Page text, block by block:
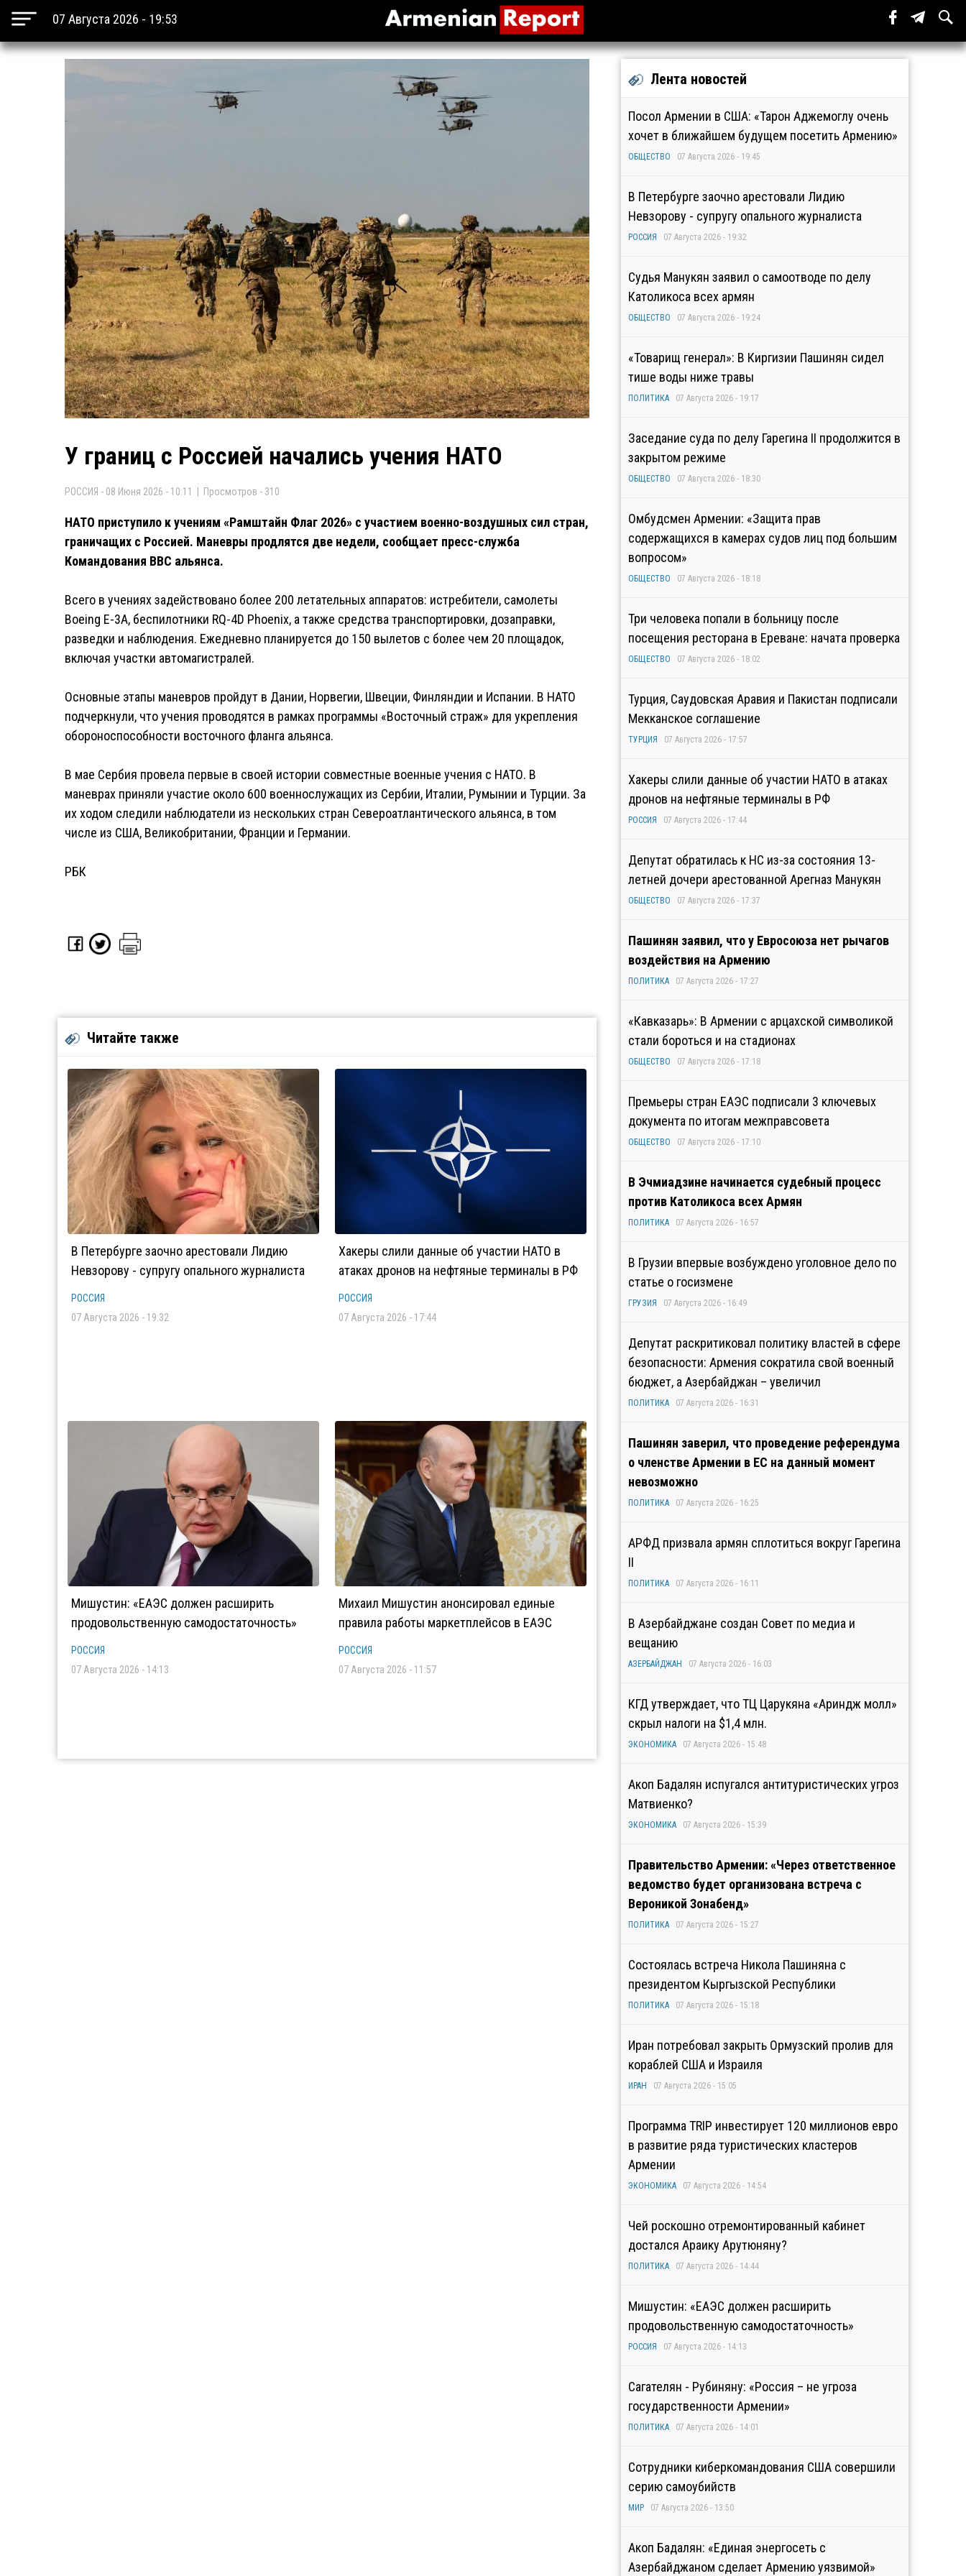
07 Августа 2026 - 19:53
У границ с Россией начались учения НАТО
РОССИЯ - 08 Июня 2026 - 10:11 | Просмотров - 310
НАТО приступило к учениям «Рамштайн Флаг 2026» с участием военно-воздушных сил стран,
граничащих с Россией. Маневры продлятся две недели, сообщает пресс-служба
Командования ВВС альянса.
Всего в учениях задействовано более 200 летательных аппаратов: истребители, самолеты
Boeing E-3A, беспилотники RQ-4D Phoenix, а также средства транспортировки, дозаправки,
разведки и наблюдения. Ежедневно планируется до 150 вылетов с более чем 20 площадок,
включая участки автомагистралей.
Основные этапы маневров пройдут в Дании, Норвегии, Швеции, Финляндии и Испании. В НАТО
подчеркнули, что учения проводятся в рамках программы «Восточный страж» для укрепления
обороноспособности восточного фланга альянса.
В мае Сербия провела первые в своей истории совместные военные учения с НАТО. В
маневрах приняли участие около 600 военнослужащих из Сербии, Италии, Румынии и Турции. За
их ходом следили наблюдатели из нескольких стран Североатлантического альянса, в том
числе из США, Великобритании, Франции и Германии.
РБК
Читайте также
В Петербурге заочно арестовали Лидию
Невзорову - супругу опального журналиста
РОССИЯ
07 Августа 2026 - 19:32
Хакеры слили данные об участии НАТО в
атаках дронов на нефтяные терминалы в РФ
РОССИЯ
07 Августа 2026 - 17:44
Мишустин: «ЕАЭС должен расширить
продовольственную самодостаточность»
РОССИЯ
07 Августа 2026 - 14:13
Михаил Мишустин анонсировал единые
правила работы маркетплейсов в ЕАЭС
РОССИЯ
07 Августа 2026 - 11:57
Лента новостей
Посол Армении в США: «Тарон Аджемоглу очень
хочет в ближайшем будущем посетить Армению»
ОБЩЕСТВО 07 Августа 2026 - 19:45
В Петербурге заочно арестовали Лидию
Невзорову - супругу опального журналиста
РОССИЯ 07 Августа 2026 - 19:32
Судья Манукян заявил о самоотводе по делу
Католикоса всех армян
ОБЩЕСТВО 07 Августа 2026 - 19:24
«Товарищ генерал»: В Киргизии Пашинян сидел
тише воды ниже травы
ПОЛИТИКА 07 Августа 2026 - 19:17
Заседание суда по делу Гарегина II продолжится в
закрытом режиме
ОБЩЕСТВО 07 Августа 2026 - 18:30
Омбудсмен Армении: «Защита прав
содержащихся в камерах судов лиц под большим
вопросом»
ОБЩЕСТВО 07 Августа 2026 - 18:18
Три человека попали в больницу после
посещения ресторана в Ереване: начата проверка
ОБЩЕСТВО 07 Августа 2026 - 18:02
Турция, Саудовская Аравия и Пакистан подписали
Мекканское соглашение
ТУРЦИЯ 07 Августа 2026 - 17:57
Хакеры слили данные об участии НАТО в атаках
дронов на нефтяные терминалы в РФ
РОССИЯ 07 Августа 2026 - 17:44
Депутат обратилась к НС из-за состояния 13-
летней дочери арестованной Арегназ Манукян
ОБЩЕСТВО 07 Августа 2026 - 17:37
Пашинян заявил, что у Евросоюза нет рычагов
воздействия на Армению
ПОЛИТИКА 07 Августа 2026 - 17:27
«Кавказарь»: В Армении с арцахской символикой
стали бороться и на стадионах
ОБЩЕСТВО 07 Августа 2026 - 17:18
Премьеры стран ЕАЭС подписали 3 ключевых
документа по итогам межправсовета
ОБЩЕСТВО 07 Августа 2026 - 17:10
В Эчмиадзине начинается судебный процесс
против Католикоса всех Армян
ПОЛИТИКА 07 Августа 2026 - 16:57
В Грузии впервые возбуждено уголовное дело по
статье о госизмене
ГРУЗИЯ 07 Августа 2026 - 16:49
Депутат раскритиковал политику властей в сфере
безопасности: Армения сократила свой военный
бюджет, а Азербайджан – увеличил
ПОЛИТИКА 07 Августа 2026 - 16:31
Пашинян заверил, что проведение референдума
о членстве Армении в ЕС на данный момент
невозможно
ПОЛИТИКА 07 Августа 2026 - 16:25
АРФД призвала армян сплотиться вокруг Гарегина
II
ПОЛИТИКА 07 Августа 2026 - 16:11
В Азербайджане создан Совет по медиа и
вещанию
АЗЕРБАЙДЖАН 07 Августа 2026 - 16:03
КГД утверждает, что ТЦ Царукяна «Ариндж молл»
скрыл налоги на $1,4 млн.
ЭКОНОМИКА 07 Августа 2026 - 15:48
Акоп Бадалян испугался антитуристических угроз
Матвиенко?
ЭКОНОМИКА 07 Августа 2026 - 15:39
Правительство Армении: «Через ответственное
ведомство будет организована встреча с
Вероникой Зонабенд»
ПОЛИТИКА 07 Августа 2026 - 15:27
Состоялась встреча Никола Пашиняна с
президентом Кыргызской Республики
ПОЛИТИКА 07 Августа 2026 - 15:18
Иран потребовал закрыть Ормузский пролив для
кораблей США и Израиля
ИРАН 07 Августа 2026 - 15:05
Программа TRIP инвестирует 120 миллионов евро
в развитие ряда туристических кластеров
Армении
ЭКОНОМИКА 07 Августа 2026 - 14:54
Чей роскошно отремонтированный кабинет
достался Араику Арутюняну?
ПОЛИТИКА 07 Августа 2026 - 14:44
Мишустин: «ЕАЭС должен расширить
продовольственную самодостаточность»
РОССИЯ 07 Августа 2026 - 14:13
Сагателян - Рубиняну: «Россия – не угроза
государственности Армении»
ПОЛИТИКА 07 Августа 2026 - 14:01
Сотрудники киберкомандования США совершили
серию самоубийств
МИР 07 Августа 2026 - 13:50
Акоп Бадалян: «Единая энергосеть с
Азербайджаном сделает Армению уязвимой»